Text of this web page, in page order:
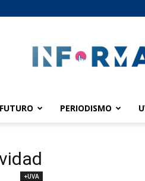
PERIODISMO
+UVA